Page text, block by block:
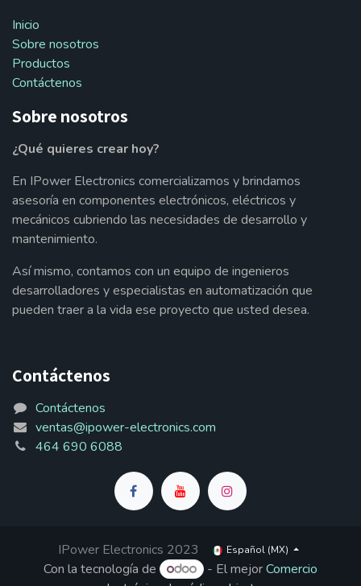
Inicio
Sobre nosotros
Productos
Contáctenos
Sobre nosotros
¿Qué quieres crear hoy?
En IPower Electronics comercializamos y brindamos
asesoría en componentes electrónicos, eléctricos y
mecánicos cubriendo las necesidades de desarrollo y
mantenimiento.
Así mismo, contamos con un equipo de ingenieros
desarrolladores y especialistas en automatización que
pueden traer a la vida ese proyecto que usted desea.
Contáctenos
Contáctenos
ventas@ipower-electronics.com
464 690 6088
IPower Electronics 2023 Español (MX)
Con la tecnología de - El mejorComercio